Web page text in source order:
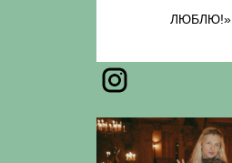
ЛЮБЛЮ!».